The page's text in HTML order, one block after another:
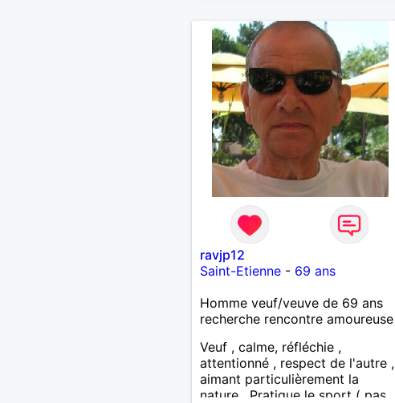
ravjp12
Saint-Etienne- 69 ans
Homme veuf/veuve de 69 ans
recherche rencontre amoureuse
Veuf , calme, réfléchie ,
attentionné , respect de l'autre ,
aimant particulièrement la
nature . Pratique le sport ( pas